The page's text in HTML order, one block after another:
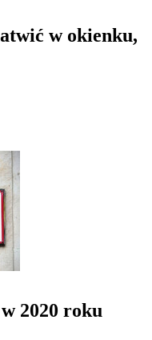
w okienku,
2020 roku